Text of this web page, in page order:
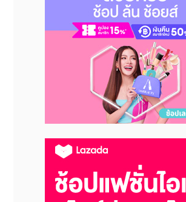
เนียนนี้ ได้ช่วยชุบชีวิตภาพภูมิทัศน์ทา
ใหญ่ตระการตาของราชวงศ์หมิงให้กลับม
ไฮไลต์สำคัญในพิธีเปิดอยู่ที่การกล่าว
หัวข้อหลัก ซึ่งถือเป็นแกนกลางทางวิชาก
นี้ โดยศาสตราจารย์ เหมา เพ่ยฉี
มหาวิทยาลัยเหรินหมินแห่งประเทศ
กิตติมศักดิ์ประจำสมาคมศึกษาประวัติศาส
แห่งประเทศจีน ได้บรรยายในหัว
of a Unified Multi-Ethnic
ช่วงเวลาสำคัญในการพัฒนาประเทศจีน
หลากหลายชาติพันธุ์) เพื่อฉายภาพให้เห็
ของราชวงศ์หมิงในการวางรากฐานหลอ